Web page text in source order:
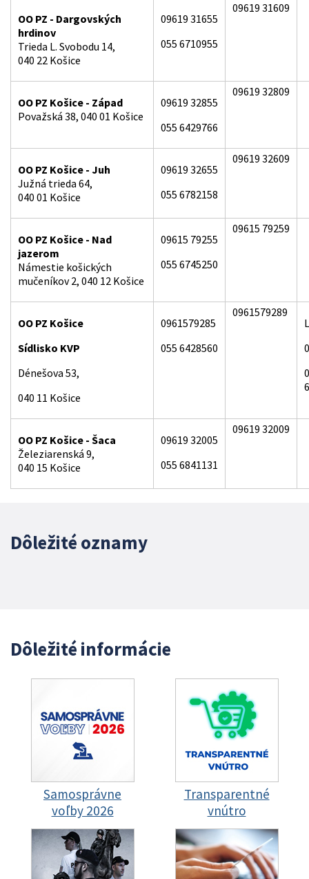
OO PZ - Dargovských
hrdinov
Trieda L. Svobodu 14,
040 22 Košice
09619 31655
055 6710955
09619 31609
OO PZ Košice - Západ
Považská 38, 040 01 Košice
09619 32855
055 6429766
09619 32809
OO PZ Košice - Juh
Južná trieda 64,
040 01 Košice
09619 32655
055 6782158
09619 32609
OO PZ Košice - Nad
jazerom
Námestie košických
mučeníkov 2, 040 12 Košice
09615 79255
055 6745250
09615 79259
OO PZ Košice
Sídlisko KVP
Dénešova 53,
040 11 Košice
0961579285
055 6428560
0961579289
OO PZ Košice - Šaca
Železiarenská 9,
040 15 Košice
09619 32005
055 6841131
09619 32009
Dôležité oznamy
Dôležité informácie
Samosprávne
voľby 2026
Transparentné
vnútro